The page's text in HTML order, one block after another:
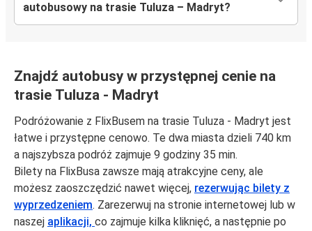
autobusowy na trasie Tuluza – Madryt?
Znajdź autobusy w przystępnej cenie na
trasie Tuluza - Madryt
Podróżowanie z FlixBusem na trasie Tuluza - Madryt jest
łatwe i przystępne cenowo. Te dwa miasta dzieli 740 km
a najszybsza podróż zajmuje 9 godziny 35 min.
Bilety na FlixBusa zawsze mają atrakcyjne ceny, ale
możesz zaoszczędzić nawet więcej, rezerwując bilety z
wyprzedzeniem. Zarezerwuj na stronie internetowej lub w
naszej aplikacji, co zajmuje kilka kliknięć, a następnie po